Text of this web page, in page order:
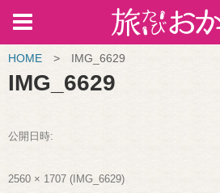
HOME > IMG_6629
IMG_6629
公開日時:
2560 × 1707 ( IMG_6629)